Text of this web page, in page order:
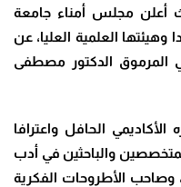
أعلن مجلس أمناء جامعة
وهيئتها العلمية العليا، عن
المرموق الدكتور مصطفى
الأكاديمي الحافل واعترافا
المتخصصين والباحثين في أدب
الأطروحات الفكرية